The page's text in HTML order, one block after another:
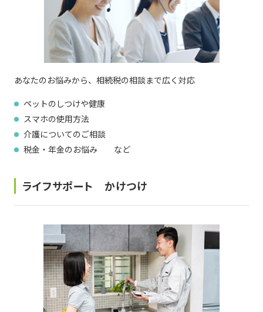
資料請求
個人情報保護に関する基
本方針
番組放送基準
サイトマップ
あなたのお悩みから、相続税の相談まで広く対応
ペットのしつけや健康
スマホの使用方法
介護についてのご相談
税金・年金のお悩み など
ライフサポート かけつけ